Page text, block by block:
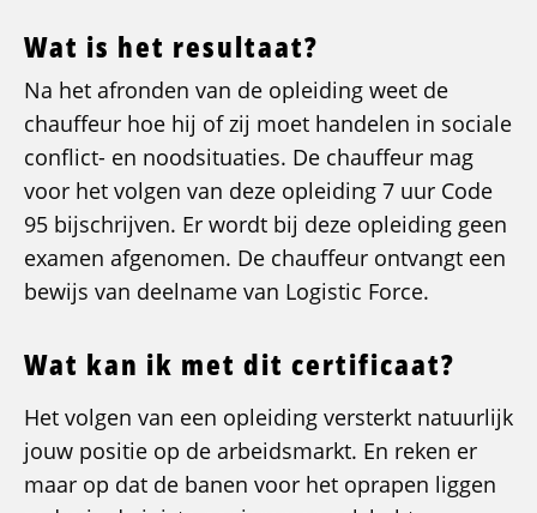
Wat is het resultaat?
Na het afronden van de opleiding weet de
chauffeur hoe hij of zij moet handelen in sociale
conflict- en noodsituaties. De chauffeur mag
voor het volgen van deze opleiding 7 uur Code
95 bijschrijven. Er wordt bij deze opleiding geen
examen afgenomen. De chauffeur ontvangt een
bewijs van deelname van Logistic Force.
Wat kan ik met dit certificaat?
Het volgen van een opleiding versterkt natuurlijk
jouw positie op de arbeidsmarkt. En reken er
maar op dat de banen voor het oprapen liggen